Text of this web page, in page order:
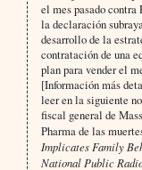
el mes pasado
la declaración
desarrollo de la
contratación de una
plan para vender el
[Información más
leer en la siguiente
fiscal general de
Pharma de las
Implicates Family
National Public